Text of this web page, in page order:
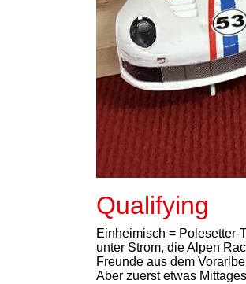
Qualifying
Einheimisch = Polesetter-
unter Strom, die Alpen
Freunde aus dem
Aber zuerst etwas